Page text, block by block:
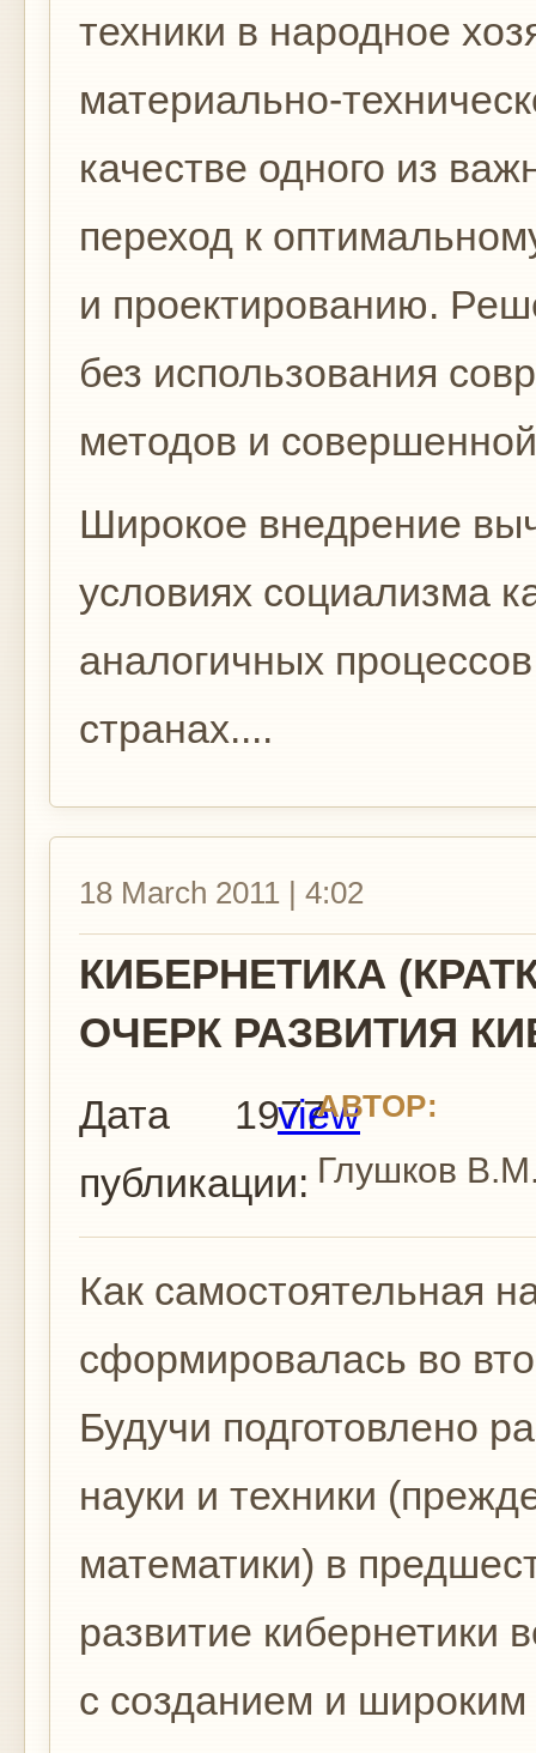
техники в народное
материально-
качестве одного из
переход к
и проектированию.
без использования
методов и
Широкое внедрение
условиях социа­лизма
аналогичных
странах....
18 March 2011 | 4:02
КИБЕРНЕТИКА
ОЧЕРК РАЗВИТИЯ
АВТОР:
Глушков
Дата
публикации:
1977
Как самостоятельная
сформировалась во
Будучи подготовлено
науки и техники
математики) в
развитие кибернетики
с созданием и
view